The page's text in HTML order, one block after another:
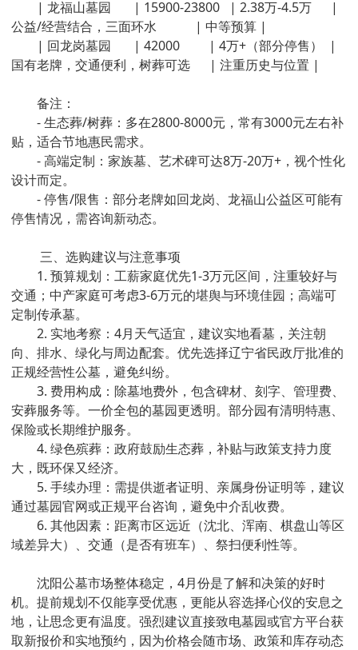
| 龙福山墓园 | 15900-23800 | 2.38万-4.5万 |
公益/经营结合，三面环水 | 中等预算 |
| 回龙岗墓园 | 42000 | 4万+（部分停售） |
国有老牌，交通便利，树葬可选 | 注重历史与位置 |
备注：
- 生态葬/树葬：多在2800-8000元，常有3000元左右补
贴，适合节地惠民需求。
- 高端定制：家族墓、艺术碑可达8万-20万+，视个性化
设计而定。
- 停售/限售：部分老牌如回龙岗、龙福山公益区可能有
停售情况，需咨询新动态。
三、选购建议与注意事项
1. 预算规划：工薪家庭优先1-3万元区间，注重较好与
交通；中产家庭可考虑3-6万元的堪舆与环境佳园；高端可
定制传承墓。
2. 实地考察：4月天气适宜，建议实地看墓，关注朝
向、排水、绿化与周边配套。优先选择辽宁省民政厅批准的
正规经营性公墓，避免纠纷。
3. 费用构成：除墓地费外，包含碑材、刻字、管理费、
安葬服务等。一价全包的墓园更透明。部分园有清明特惠、
保险或长期维护服务。
4. 绿色殡葬：政府鼓励生态葬，补贴与政策支持力度
大，既环保又经济。
5. 手续办理：需提供逝者证明、亲属身份证明等，建议
通过墓园官网或正规平台咨询，避免中介乱收费。
6. 其他因素：距离市区远近（沈北、浑南、棋盘山等区
域差异大）、交通（是否有班车）、祭扫便利性等。
沈阳公墓市场整体稳定，4月份是了解和决策的好时
机。提前规划不仅能享受优惠，更能从容选择心仪的安息之
地，让思念更有温度。强烈建议直接致电墓园或官方平台获
取新报价和实地预约，因为价格会随市场、政策和库存动态